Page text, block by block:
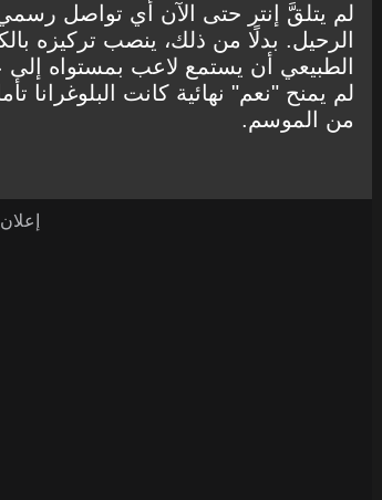
لم يتلقَّ إنتر حتى الآن أي تواصل
الرحيل. بدلًا من ذلك، ينصب تركيزه
الطبيعي أن يستمع لاعب بمستواه
لم يمنح "نعم" نهائية كانت
من الموسم.